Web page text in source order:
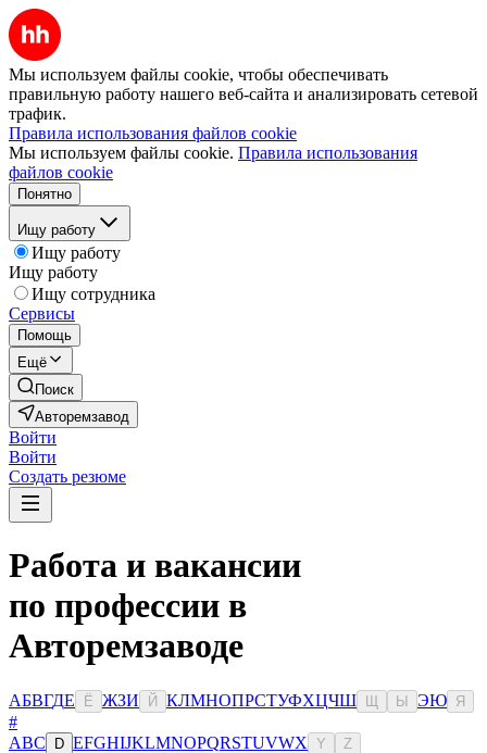
Мы используем файлы cookie, чтобы обеспечивать
правильную работу нашего веб-сайта и анализировать сетевой
трафик.
Правила использования файлов cookie
Мы используем файлы cookie. Правила использования
файлов cookie
Понятно
Ищу работу
Ищу работу
Ищу работу
Ищу сотрудника
Сервисы
Помощь
Ещё
Поиск
Авторемзавод
Войти
Войти
Создать резюме
Работа и вакансии
по профессии в
Авторемзаводе
АБВГДЕ Ё ЖЗИ Й КЛМНОПРСТУФХЦЧШ Ы ЭЮ Я
#
ABC D EFGHIJKLMNOPQRSTUVWX Y Z